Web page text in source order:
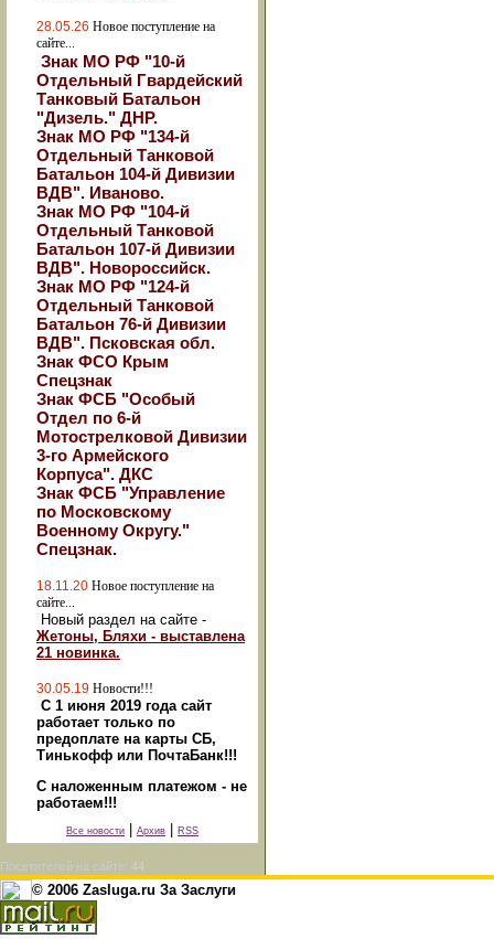
28.05.26 Новое поступление на
сайте...
Знак МО РФ "10-й
Отдельный Гвардейский
Танковый Батальон
"Дизель." ДНР.
Знак МО РФ "134-й
Отдельный Танковой
Батальон 104-й Дивизии
ВДВ". Иваново.
Знак МО РФ "104-й
Отдельный Танковой
Батальон 107-й Дивизии
ВДВ". Новороссийск.
Знак МО РФ "124-й
Отдельный Танковой
Батальон 76-й Дивизии
ВДВ". Псковская обл.
Знак ФСО Крым
Спецзнак
Знак ФСБ "Особый
Отдел по 6-й
Мотострелковой Дивизии
3-го Армейского
Корпуса". ДКС
Знак ФСБ "Управление
по Московскому
Военному Округу."
Спецзнак.
18.11.20 Новое поступление на
сайте...
Новый раздел на сайте -
Жетоны, Бляхи - выставлена
21 новинка.
30.05.19 Новости!!!
С 1 июня 2019 года сайт
работает только по
предоплате на карты СБ,
Тинькофф или ПочтаБанк!!!
С наложенным платежом - не
работаем!!!
Все новости Архив RSS
Посетителей на сайте: 44
© 2006 Zasluga.ru За Заслуги